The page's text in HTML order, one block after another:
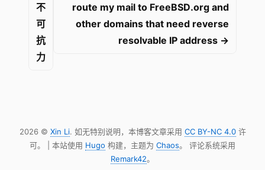
不
可
抗
力
route my mail to FreeBSD.org and
other domains that need reverse
resolvable IP address →
2026 © Xin Li. 如无特别说明，本博客文章采用 CC BY-NC 4.0许
可。 | 本站使用 Hugo 构建，主题为 Chaos。 评论系统采用
Remark42。